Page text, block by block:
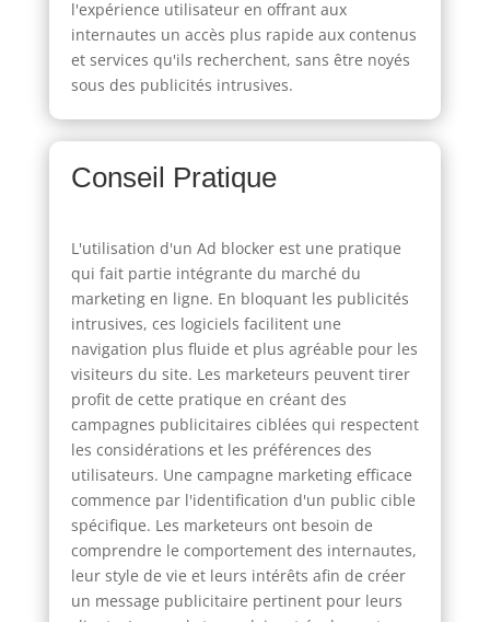
l'expérience utilisateur en offrant aux
internautes un accès plus rapide aux contenus
et services qu'ils recherchent, sans être noyés
sous des publicités intrusives.
Conseil Pratique
L'utilisation d'un Ad blocker est une pratique
qui fait partie intégrante du marché du
marketing en ligne. En bloquant les publicités
intrusives, ces logiciels facilitent une
navigation plus fluide et plus agréable pour les
visiteurs du site. Les marketeurs peuvent tirer
profit de cette pratique en créant des
campagnes publicitaires ciblées qui respectent
les considérations et les préférences des
utilisateurs. Une campagne marketing efficace
commence par l'identification d'un public cible
spécifique. Les marketeurs ont besoin de
comprendre le comportement des internautes,
leur style de vie et leurs intérêts afin de créer
un message publicitaire pertinent pour leurs